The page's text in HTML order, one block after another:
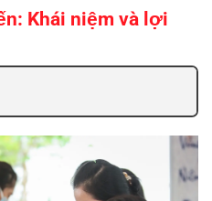
Khái niệm và lợi